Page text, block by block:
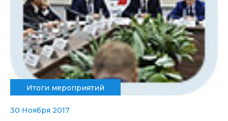
Итоги мероприятий
30 Ноября 2017